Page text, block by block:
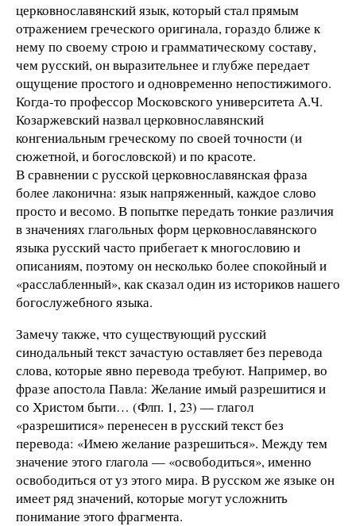
церковнославянский язык, который стал прямым
отражением греческого оригинала, гораздо ближе к
нему по своему строю и грамматическому составу,
чем русский, он выразительнее и глубже передает
ощущение простого и одновременно непостижимого.
Когда-то профессор Московского университета А.Ч.
Козаржевский назвал церковнославянский
конгениальным греческому по своей точности (и
сюжетной, и богословской) и по красоте.
В сравнении с русской церковнославянская фраза
более лаконична: язык напряженный, каждое слово
просто и весомо. В попытке передать тонкие различия
в значениях глагольных форм церковнославянского
языка русский часто прибегает к многословию и
описаниям, поэтому он несколько более спокойный и
«расслабленный», как сказал один из историков нашего
богослужебного языка.
Замечу также, что существующий русский
синодальный текст зачастую оставляет без перевода
слова, которые явно перевода требуют. Например, во
фразе апостола Павла: Желание имый разрешитися и
со Христом быти… (Флп. 1, 23) — глагол
«разрешитися» перенесен в русский текст без
перевода: «Имею желание разрешиться». Между тем
значение этого глагола — «освободиться», именно
освободиться от уз этого мира. В русском же языке он
имеет ряд значений, которые могут усложнить
понимание этого фрагмента.